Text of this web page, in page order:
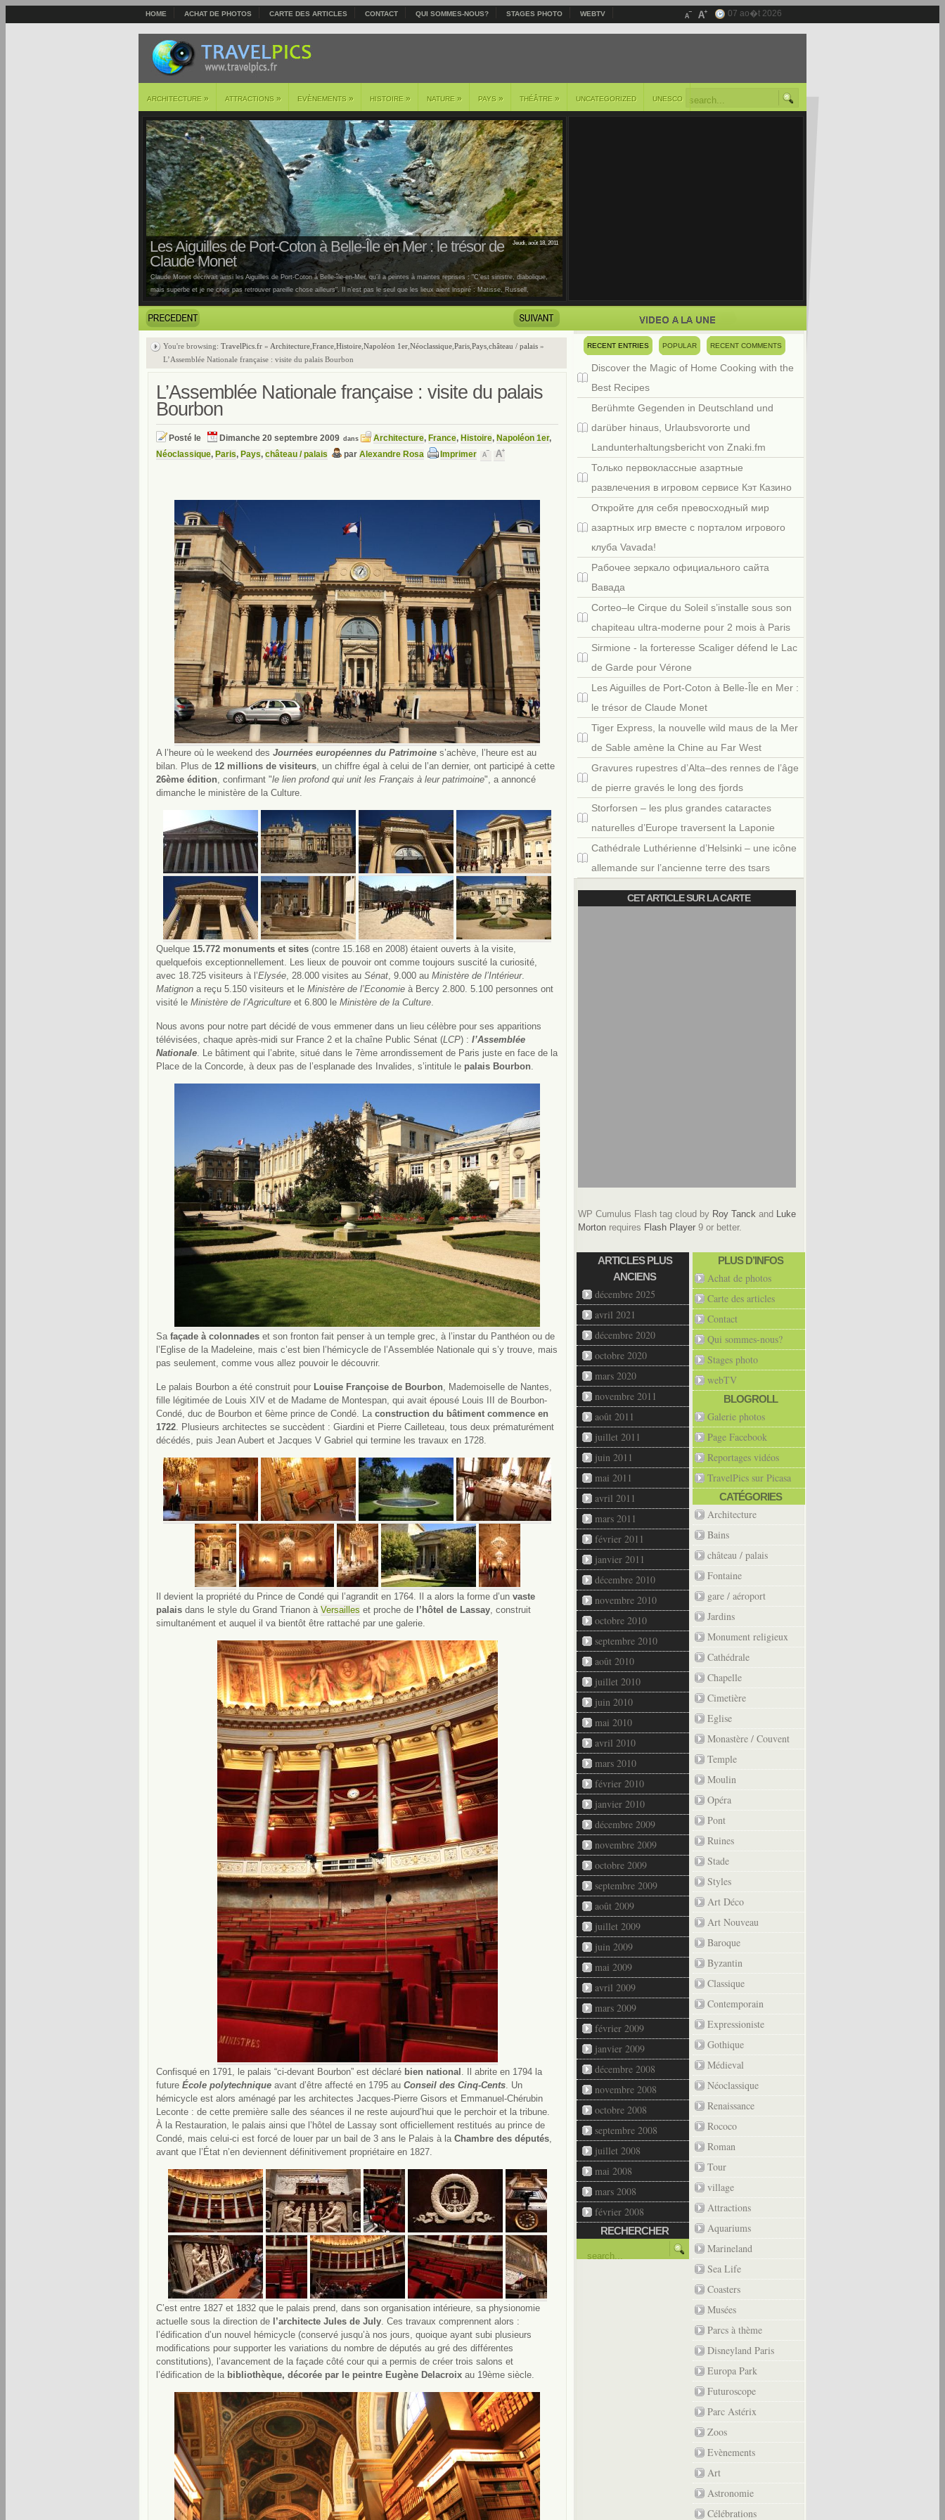
HOME ACHAT DE PHOTOS CARTE DES ARTICLES CONTACT QUI SOMMES-NOUS? STAGES PHOTO WEBTV 07 ao�t 2026
ARCHITECTURE » ATTRACTIONS » EVÈNEMENTS » HISTOIRE » NATURE » PAYS » THÉÂTRE » UNCATEGORIZED UNESCO
Jeudi, août 18, 2011
Les Aiguilles de Port-Coton à Belle-Île en Mer : le trésor de
Claude Monet
Claude Monet décrivait ainsi les Aiguilles de Port-Coton à Belle-île-en-Mer, qu’il a peintes à maintes reprises : "C’est sinistre, diabolique,
mais superbe et je ne crois pas retrouver pareille chose ailleurs". Il n’est pas le seul que les lieux aient inspiré : Matisse, Russell,
You're browsing: TravelPics.fr » Architecture France Histoire Napoléon 1er Néoclassique Paris Pays château / palais »
L’Assemblée Nationale française : visite du palais Bourbon
L’Assemblée Nationale française : visite du palais
Bourbon
Posté le Dimanche 20 septembre 2009 dans Architecture, France, Histoire, Napoléon 1er,
Néoclassique, Paris, Pays, château / palais par Alexandre Rosa Imprimer
A l’heure où le weekend des Journées européennes du Patrimoine s’achève, l’heure est au
bilan. Plus de 12 millions de visiteurs, un chiffre égal à celui de l’an dernier, ont participé à cette
26ème édition, confirmant "le lien profond qui unit les Français à leur patrimoine", a annoncé
dimanche le ministère de la Culture.
Quelque 15.772 monuments et sites (contre 15.168 en 2008) étaient ouverts à la visite,
quelquefois exceptionnellement. Les lieux de pouvoir ont comme toujours suscité la curiosité,
avec 18.725 visiteurs à l’Elysée, 28.000 visites au Sénat, 9.000 au Ministère de l’Intérieur.
Matignon a reçu 5.150 visiteurs et le Ministère de l’Economie à Bercy 2.800. 5.100 personnes ont
visité le Ministère de l’Agriculture et 6.800 le Ministère de la Culture.
Nous avons pour notre part décidé de vous emmener dans un lieu célèbre pour ses apparitions
télévisées, chaque après-midi sur France 2 et la chaîne Public Sénat (LCP) : l’Assemblée
Nationale. Le bâtiment qui l’abrite, situé dans le 7ème arrondissement de Paris juste en face de la
Place de la Concorde, à deux pas de l’esplanade des Invalides, s’intitule le palais Bourbon.
Sa façade à colonnades et son fronton fait penser à un temple grec, à l’instar du Panthéon ou de
l’Eglise de la Madeleine, mais c’est bien l’hémicycle de l’Assemblée Nationale qui s’y trouve, mais
pas seulement, comme vous allez pouvoir le découvrir.
Le palais Bourbon a été construit pour Louise Françoise de Bourbon, Mademoiselle de Nantes,
fille légitimée de Louis XIV et de Madame de Montespan, qui avait épousé Louis III de Bourbon-
Condé, duc de Bourbon et 6ème prince de Condé. La construction du bâtiment commence en
1722. Plusieurs architectes se succèdent : Giardini et Pierre Cailleteau, tous deux prématurément
décédés, puis Jean Aubert et Jacques V Gabriel qui termine les travaux en 1728.
Il devient la propriété du Prince de Condé qui l’agrandit en 1764. Il a alors la forme d’un vaste
palais dans le style du Grand Trianon à Versailles et proche de l’hôtel de Lassay, construit
simultanément et auquel il va bientôt être rattaché par une galerie.
Confisqué en 1791, le palais “ci-devant Bourbon” est déclaré bien national . Il abrite en 1794 la
future École polytechnique avant d’être affecté en 1795 au Conseil des Cinq-Cents. Un
hémicycle est alors aménagé par les architectes Jacques-Pierre Gisors et Emmanuel-Chérubin
Leconte : de cette première salle des séances il ne reste aujourd’hui que le perchoir et la tribune.
À la Restauration, le palais ainsi que l’hôtel de Lassay sont officiellement restitués au prince de
Condé, mais celui-ci est forcé de louer par un bail de 3 ans le Palais à la Chambre des députés,
avant que l’État n’en deviennent définitivement propriétaire en 1827.
C’est entre 1827 et 1832 que le palais prend, dans son organisation intérieure, sa physionomie
actuelle sous la direction de l’architecte Jules de July. Ces travaux comprennent alors :
l’édification d’un nouvel hémicycle (conservé jusqu’à nos jours, quoique ayant subi plusieurs
modifications pour supporter les variations du nombre de députés au gré des différentes
constitutions), l’avancement de la façade côté cour qui a permis de créer trois salons et
l’édification de la bibliothèque, décorée par le peintre Eugène Delacroix au 19ème siècle.
RECENT ENTRIES POPULAR RECENT COMMENTS
Discover the Magic of Home Cooking with the
Best Recipes
Berühmte Gegenden in Deutschland und
darüber hinaus, Urlaubsvororte und
Landunterhaltungsbericht von Znaki.fm
Только первоклассные азартные
развлечения в игровом сервисе Кэт Казино
Откройте для себя превосходный мир
азартных игр вместе с порталом игрового
клуба Vavada!
Рабочее зеркало официального сайта
Вавада
Corteo–le Cirque du Soleil s’installe sous son
chapiteau ultra-moderne pour 2 mois à Paris
Sirmione - la forteresse Scaliger défend le Lac
de Garde pour Vérone
Les Aiguilles de Port-Coton à Belle-Île en Mer :
le trésor de Claude Monet
Tiger Express, la nouvelle wild maus de la Mer
de Sable amène la Chine au Far West
Gravures rupestres d’Alta–des rennes de l’âge
de pierre gravés le long des fjords
Storforsen – les plus grandes cataractes
naturelles d’Europe traversent la Laponie
Cathédrale Luthérienne d’Helsinki – une icône
allemande sur l’ancienne terre des tsars
CET ARTICLE SUR LA CARTE
WP Cumulus Flash tag cloud by Roy Tanck and Luke
Morton requires Flash Player 9 or better.
ARTICLES PLUS
ANCIENS
décembre 2025
avril 2021
décembre 2020
octobre 2020
mars 2020
novembre 2011
août 2011
juillet 2011
juin 2011
mai 2011
avril 2011
mars 2011
février 2011
janvier 2011
décembre 2010
novembre 2010
octobre 2010
septembre 2010
août 2010
juillet 2010
juin 2010
mai 2010
avril 2010
mars 2010
février 2010
janvier 2010
décembre 2009
novembre 2009
octobre 2009
septembre 2009
août 2009
juillet 2009
juin 2009
mai 2009
avril 2009
mars 2009
février 2009
janvier 2009
décembre 2008
novembre 2008
octobre 2008
septembre 2008
juillet 2008
mai 2008
mars 2008
février 2008
RECHERCHER
PLUS D’INFOS
Achat de photos
Carte des articles
Contact
Qui sommes-nous?
Stages photo
webTV
BLOGROLL
Galerie photos
Page Facebook
Reportages vidéos
TravelPics sur Picasa
CATÉGORIES
Architecture
Bains
château / palais
Fontaine
gare / aéroport
Jardins
Monument religieux
Cathédrale
Chapelle
Cimetière
Eglise
Monastère / Couvent
Temple
Moulin
Opéra
Pont
Ruines
Stade
Styles
Art Déco
Art Nouveau
Baroque
Byzantin
Classique
Contemporain
Expressioniste
Gothique
Médieval
Néoclassique
Renaissance
Rococo
Roman
Tour
village
Attractions
Aquariums
Marineland
Sea Life
Coasters
Musées
Parcs à thème
Disneyland Paris
Europa Park
Futuroscope
Parc Astérix
Zoos
Evènements
Art
Astronomie
Célébrations